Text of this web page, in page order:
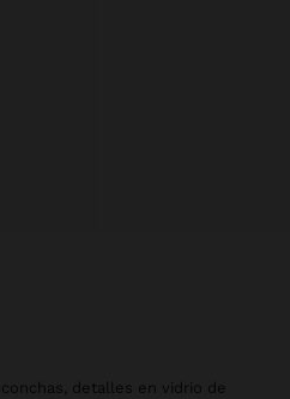
detalles en vidrio de